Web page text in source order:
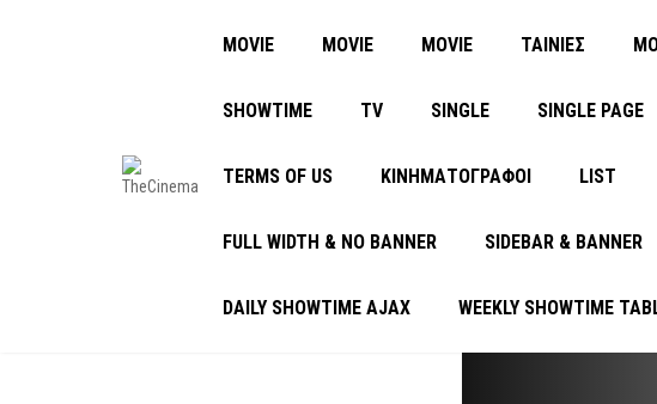
MOVIE MOVIE MOVIE ΤΑΙΝΙΕΣ
SHOWTIME TV SINGLE SINGLE PAGE
TERMS OF US ΚΙΝΗΜΑΤΟΓΡΑΦΟΙ LIST
FULL WIDTH & NO BANNER SIDEBAR & BANNER
DAILY SHOWTIME AJAX WEEKLY SHOWTIME